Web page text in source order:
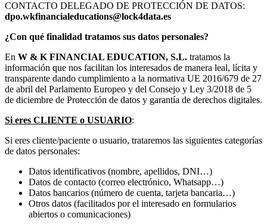
CONTACTO DELEGADO DE PROTECCIÓN DE DATOS:
dpo.wkfinancialeducations@lock4data.es
¿Con qué finalidad tratamos sus datos personales?
En W & K FINANCIAL EDUCATION, S.L. tratamos la
información que nos facilitan los interesados de manera leal, lícita y
transparente dando cumplimiento a la normativa UE 2016/679 de 27
de abril del Parlamento Europeo y del Consejo y Ley 3/2018 de 5
de diciembre de Protección de datos y garantía de derechos digitales.
Si eres CLIENTE o USUARIO:
Si eres cliente/paciente o usuario, trataremos las siguientes categorías
de datos personales:
Datos identificativos (nombre, apellidos, DNI…)
Datos de contacto (correo electrónico, Whatsapp…)
Datos bancarios (número de cuenta, tarjeta bancaria…)
Otros datos (facilitados por el interesado en formularios
abiertos o comunicaciones)